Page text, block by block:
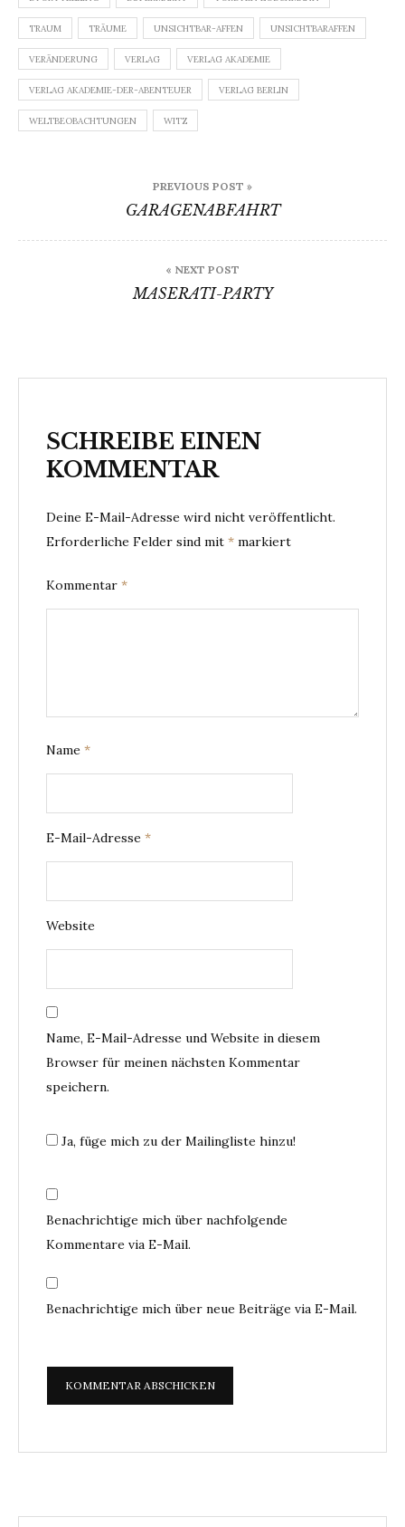
TRAUM TRÄUME UNSICHTBAR-AFFEN UNSICHTBARAFFEN
VERÄNDERUNG VERLAG VERLAG AKADEMIE
VERLAG AKADEMIE-DER-ABENTEUER VERLAG BERLIN
WELTBEOBACHTUNGEN WITZ
PREVIOUS POST »
GARAGENABFAHRT
« NEXT POST
MASERATI-PARTY
SCHREIBE EINEN
KOMMENTAR
Deine E-Mail-Adresse wird nicht veröffentlicht.
Erforderliche Felder sind mit * markiert
Kommentar *
Name *
E-Mail-Adresse *
Website
Name, E-Mail-Adresse und Website in diesem
Browser für meinen nächsten Kommentar
speichern.
Ja, füge mich zu der Mailingliste hinzu!
Benachrichtige mich über nachfolgende
Kommentare via E-Mail.
Benachrichtige mich über neue Beiträge via E-Mail.